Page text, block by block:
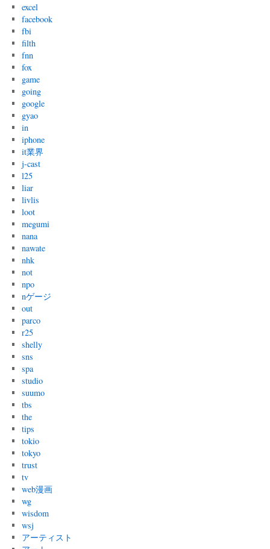
excel
facebook
fbi
filth
fnn
fox
game
going
google
gyao
in
iphone
it業界
j-cast
l25
liar
livlis
loot
megumi
nana
nawate
nhk
not
npo
nゲージ
out
parco
r25
shelly
sns
spa
studio
suumo
tbs
the
tips
tokio
tokyo
trust
tv
web漫画
wg
wisdom
wsj
アーティスト